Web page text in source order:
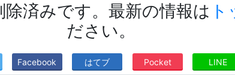
済みです。最新の情報は
ださい。
Facebook はてブ Pocket LINE